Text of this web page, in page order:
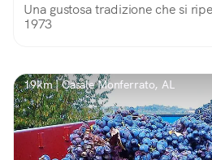
Una gustosa tradizione che si
1973
19km | Casale Monferrato, AL